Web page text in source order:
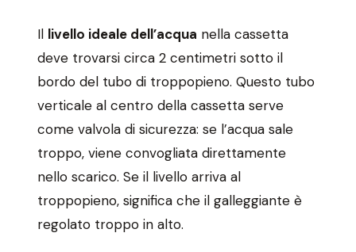
Il livello ideale dell’acqua nella cassetta
deve trovarsi circa 2 centimetri sotto il
bordo del tubo di troppopieno. Questo tubo
verticale al centro della cassetta serve
come valvola di sicurezza: se l’acqua sale
troppo, viene convogliata direttamente
nello scarico. Se il livello arriva al
troppopieno, significa che il galleggiante è
regolato troppo in alto.